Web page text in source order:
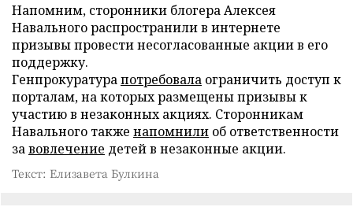
Напомним, сторонники блогера Алексея
Навального распространили в интернете
призывы провести несогласованные акции в его
поддержку.
Генпрокуратурапотребовала ограничить доступ к
порталам, на которых размещены призывы к
участию в незаконных акциях. Сторонникам
Навального также напомнили об ответственности
завовлечение детей в незаконные акции.
Текст: Елизавета Булкина